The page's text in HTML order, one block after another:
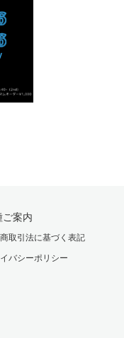
ご案内
取引法に基づく表記
バシーポリシー